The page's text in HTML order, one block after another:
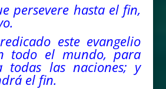
persevere hasta el fin,
este evangelio
todo el mundo, para
todas las naciones; y
el fin.